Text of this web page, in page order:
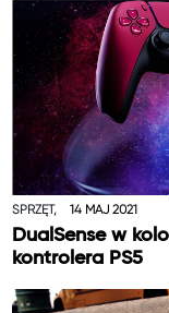
SPRZĘT, 14 MAJ 2021
DualSense w
kontrolera PS5